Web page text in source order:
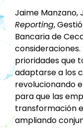
Jaime Manzano,
Reporting,
Bancaria de
consideraciones.
prioridades que
adaptarse a los
revolucionando
para que las
transformación
ampliando